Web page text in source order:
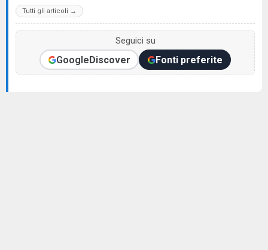
Tutti gli articoli →
Seguici su
GoogleDiscover Fonti preferite